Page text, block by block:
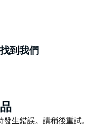
典美食，絕對不容錯過！
Mexican 以其分量十足和
琳瑯滿目，從鮮嫩多汁的
哥捲餅，到澆滿餡料的烤
墨西哥玉米卷、美味漢堡
Mexican 完美融合了便利
拉地區備受信賴的外賣之
到我們
生錯誤。請稍後重試。